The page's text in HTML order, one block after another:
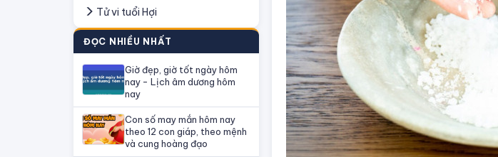
Tử vi tuổi Hợi
ĐỌC NHIỀU NHẤT
Giờ đẹp, giờ tốt ngày hôm
nay - Lịch âm dương hôm
nay
Con số may mắn hôm nay
theo 12 con giáp, theo mệnh
và cung hoàng đạo